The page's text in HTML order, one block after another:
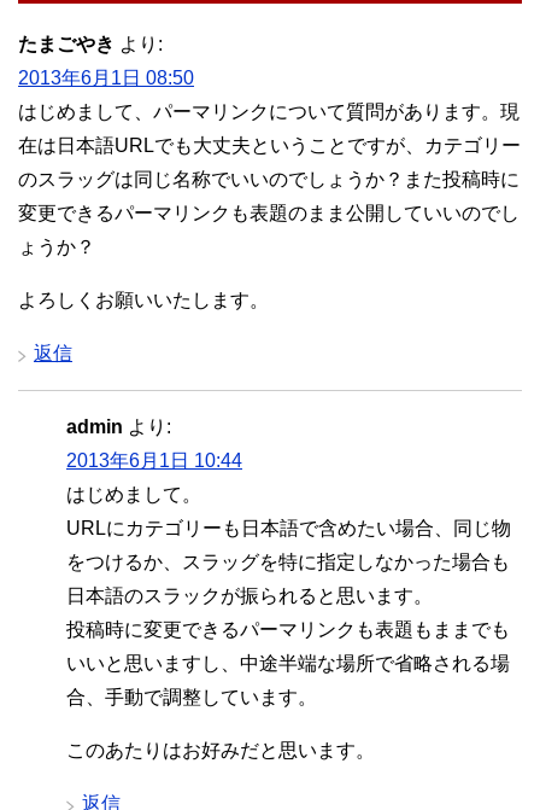
たまごやき より:
2013年6月1日 08:50
はじめまして、パーマリンクについて質問があります。現
在は日本語URLでも大丈夫ということですが、カテゴリー
のスラッグは同じ名称でいいのでしょうか？また投稿時に
変更できるパーマリンクも表題のまま公開していいのでし
ょうか？
よろしくお願いいたします。
返信
admin より:
2013年6月1日 10:44
はじめまして。
URLにカテゴリーも日本語で含めたい場合、同じ物
をつけるか、スラッグを特に指定しなかった場合も
日本語のスラックが振られると思います。
投稿時に変更できるパーマリンクも表題もままでも
いいと思いますし、中途半端な場所で省略される場
合、手動で調整しています。
このあたりはお好みだと思います。
返信